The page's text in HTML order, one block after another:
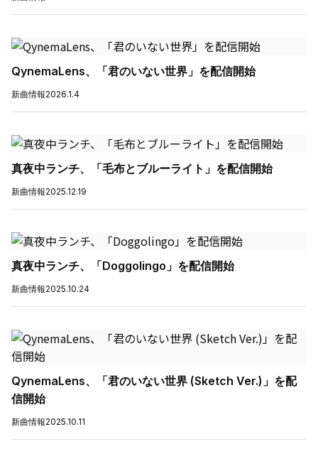
QynemaLens、「君のいない世界」を配信開始
新曲情報2026.1.4
真夜中ランチ、「毛布とブルーライト」を配信開始
新曲情報2025.12.19
真夜中ランチ、「Doggolingo」を配信開始
新曲情報2025.10.24
QynemaLens、「君のいない世界 (Sketch Ver.)」を配
信開始
新曲情報2025.10.11